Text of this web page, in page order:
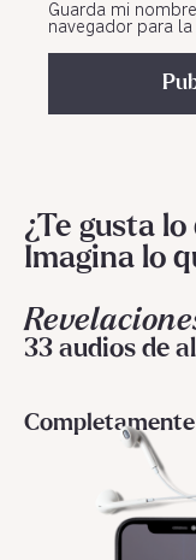
Guarda mi
navegador para
¿Te gusta lo
Imagina lo
33 audios de